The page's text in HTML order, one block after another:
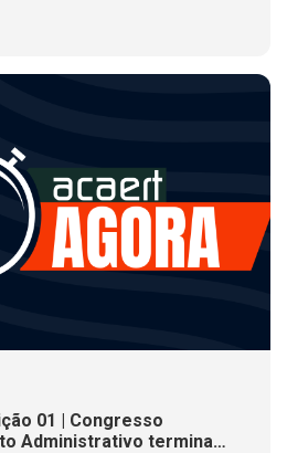
01 | Congresso
Administrativo termina